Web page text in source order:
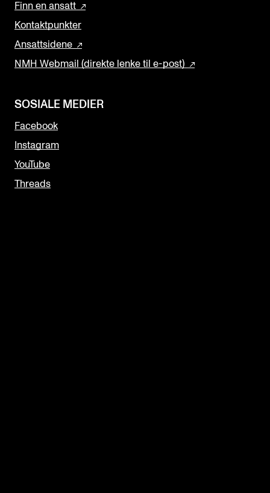
Finn en ansatt
Kontaktpunkter
Ansattsidene
NMH Webmail (direkte lenke til e-post)
SOSIALE MEDIER
Facebook
Instagram
YouTube
Threads